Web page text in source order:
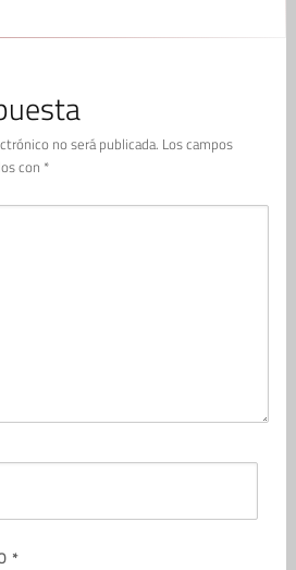
no será publicada. Los campos
con *
*